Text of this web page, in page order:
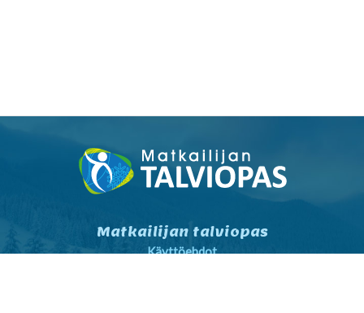
Matkailijan talviopas
Käyttöehdot